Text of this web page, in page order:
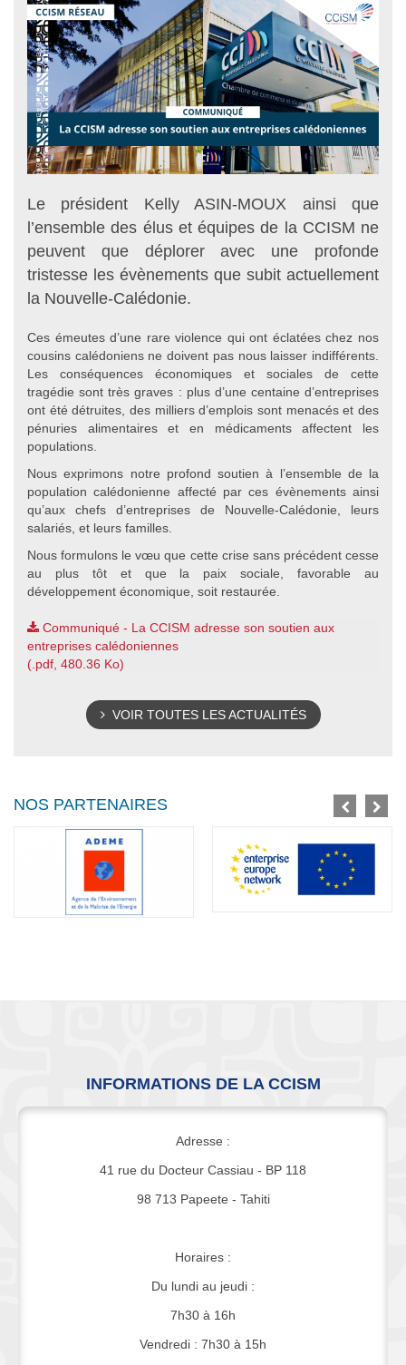
Le président Kelly ASIN-MOUX ainsi que
l’ensemble des élus et équipes de la CCISM ne
peuvent que déplorer avec une profonde
tristesse les évènements que subit actuellement
la Nouvelle-Calédonie.
Ces émeutes d’une rare violence qui ont éclatées chez nos
cousins calédoniens ne doivent pas nous laisser indifférents.
Les conséquences économiques et sociales de cette
tragédie sont très graves : plus d’une centaine d’entreprises
ont été détruites, des milliers d’emplois sont menacés et des
pénuries alimentaires et en médicaments affectent les
populations.
Nous exprimons notre profond soutien à l’ensemble de la
population calédonienne affecté par ces évènements ainsi
qu’aux chefs d’entreprises de Nouvelle-Calédonie, leurs
salariés, et leurs familles.
Nous formulons le vœu que cette crise sans précédent cesse
au plus tôt et que la paix sociale, favorable au
développement économique, soit restaurée.
Communiqué - La CCISM adresse son soutien aux
entreprises calédoniennes
(.pdf, 480.36 Ko)
VOIR TOUTES LES ACTUALITÉS
NOS PARTENAIRES
INFORMATIONS DE LA CCISM
Adresse :
41 rue du Docteur Cassiau - BP 118
98 713 Papeete - Tahiti
Horaires :
Du lundi au jeudi :
7h30 à 16h
Vendredi : 7h30 à 15h